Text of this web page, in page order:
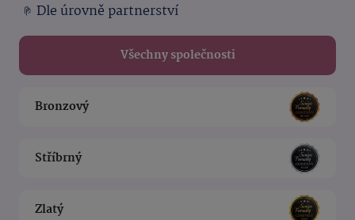
Dle úrovně partnerství
Všechny společnosti
Bronzový
Stříbrný
Zlatý